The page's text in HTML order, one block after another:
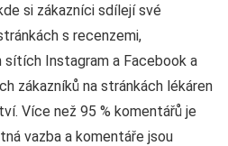
si zákazníci sdílejí své
s recenzemi,
Instagram a Facebook a
zákazníků na stránkách lékáren
Více než 95 % komentářů je
vazba a komentáře jsou